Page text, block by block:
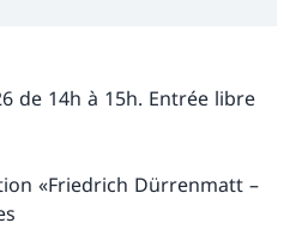
de 14h à 15h. Entrée libre
«Friedrich Dürrenmatt –